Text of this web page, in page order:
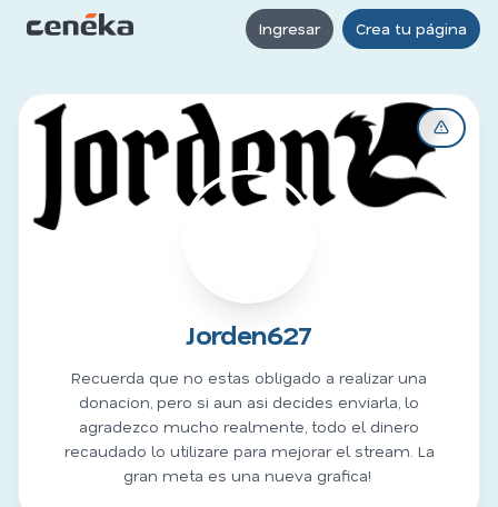
Ingresar Crea tu página
Jorden627
Recuerda que no estas obligado a realizar una
donacion, pero si aun asi decides enviarla, lo
agradezco mucho realmente, todo el dinero
recaudado lo utilizare para mejorar el stream. La
gran meta es una nueva grafica!